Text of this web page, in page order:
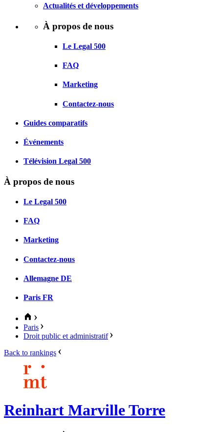
Actualités et développements
À propos de nous
Le Legal 500
FAQ
Marketing
Contactez-nous
Guides comparatifs
Événements
Télévision Legal 500
À propos de nous
Le Legal 500
FAQ
Marketing
Contactez-nous
Allemagne DE
Paris FR
Paris
Droit public et administratif
Back to rankings
Reinhart Marville Torre